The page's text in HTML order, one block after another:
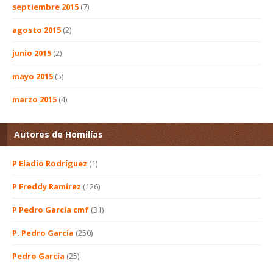
septiembre 2015 (7)
agosto 2015 (2)
junio 2015 (2)
mayo 2015 (5)
marzo 2015 (4)
Autores de Homilías
P Eladio Rodríguez (1)
P Freddy Ramírez (126)
P Pedro García cmf (31)
P. Pedro García (250)
Pedro García (25)